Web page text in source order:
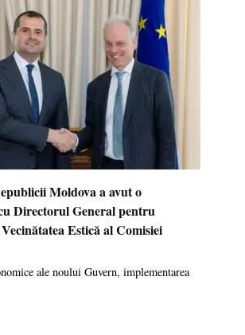
Moldova a avut o
Directorul General pentru
Estică al Comisiei
ale noului Guvern, implementarea